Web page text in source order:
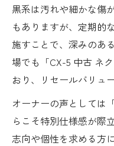
黒系は汚れや細かな傷
もありますが、定期的
施すことで、深みのあ
場でも「CX-5 中古 ネ
おり、リセールバリュ
オーナーの声としては
らこそ特別仕様感が際
志向や個性を求める方